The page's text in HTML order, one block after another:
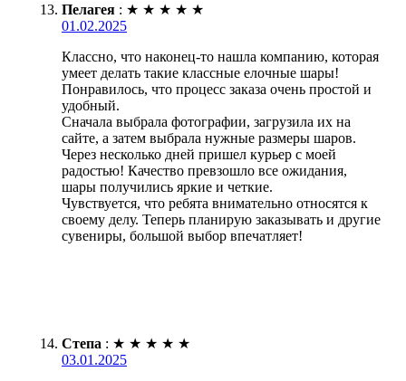
Пелагея : ★ ★ ★ ★ ★
01.02.2025
Классно, что наконец-то нашла компанию, которая
умеет делать такие классные елочные шары!
Понравилось, что процесс заказа очень простой и
удобный.
Сначала выбрала фотографии, загрузила их на
сайте, а затем выбрала нужные размеры шаров.
Через несколько дней пришел курьер с моей
радостью! Качество превзошло все ожидания,
шары получились яркие и четкие.
Чувствуется, что ребята внимательно относятся к
своему делу. Теперь планирую заказывать и другие
сувениры, большой выбор впечатляет!
Степа : ★ ★ ★ ★ ★
03.01.2025